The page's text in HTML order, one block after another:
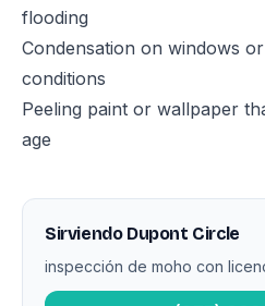
flooding
Condensation on windows
conditions
Peeling paint or wallpaper
age
Sirviendo Dupont Circle
inspección de moho con